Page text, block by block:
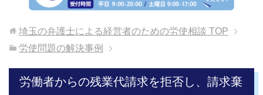
埼玉の弁護士による経営者のための労使相談 TOP
労使問題の解決事例
労働者からの残業代請求を拒否し、請求棄